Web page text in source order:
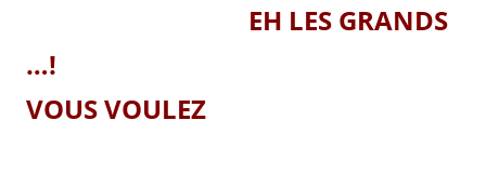
EH LES GRANDS
…!
VOUS VOULEZ